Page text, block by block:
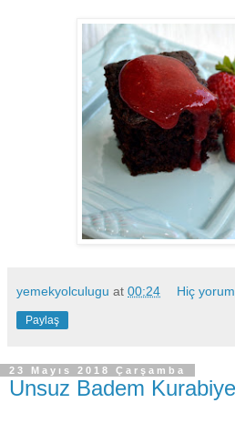
yemekyolculugu at 00:24 Hiç
Paylaş
23 Mayıs 2018 Çarşamba
Unsuz Badem